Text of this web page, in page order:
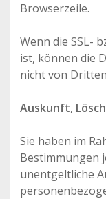
Browserzeile.
Wenn die SSL-
ist, können die
nicht von
Auskunft,
Sie haben im
Bestimmungen
unentgeltliche